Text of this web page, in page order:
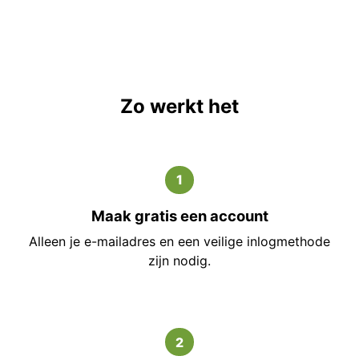
Zo werkt het
1
Maak gratis een account
Alleen je e-mailadres en een veilige inlogmethode
zijn nodig.
2